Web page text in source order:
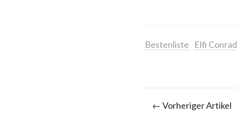
Bestenliste Elfi Conrad
← Vorheriger Artikel